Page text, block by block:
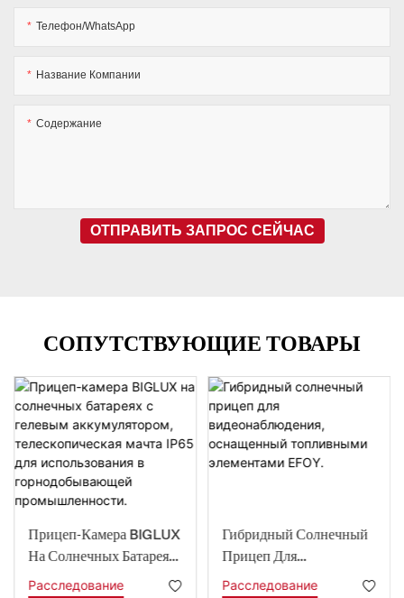
Телефон/WhatsApp
Название Компании
Содержание
ОТПРАВИТЬ ЗАПРОС СЕЙЧАС
СОПУТСТВУЮЩИЕ ТОВАРЫ
Прицеп-Камера BIGLUX
На Солнечных Батареях
С Гелевым
Расследование
Гибридный Солнечный
Прицеп Для
Видеонаблюдения,
Расследование